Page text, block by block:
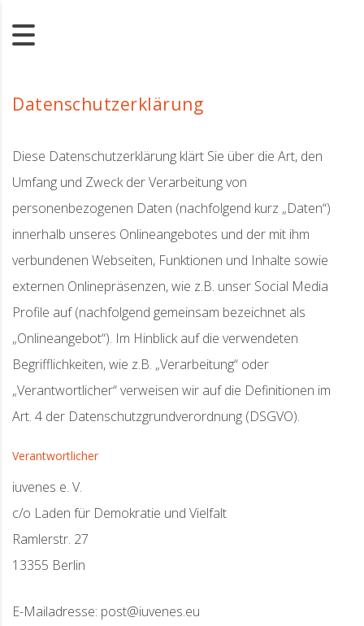
Datenschutzerklärung
Diese Datenschutzerklärung klärt Sie über die Art, den
Umfang und Zweck der Verarbeitung von
personenbezogenen Daten (nachfolgend kurz „Daten“)
innerhalb unseres Onlineangebotes und der mit ihm
verbundenen Webseiten, Funktionen und Inhalte sowie
externen Onlinepräsenzen, wie z.B. unser Social Media
Profile auf (nachfolgend gemeinsam bezeichnet als
„Onlineangebot“). Im Hinblick auf die verwendeten
Begrifflichkeiten, wie z.B. „Verarbeitung“ oder
„Verantwortlicher“ verweisen wir auf die Definitionen im
Art. 4 der Datenschutzgrundverordnung (DSGVO).
Verantwortlicher
iuvenes e. V.
c/o Laden für Demokratie und Vielfalt
Ramlerstr. 27
13355 Berlin
E-Mailadresse: post@iuvenes.eu